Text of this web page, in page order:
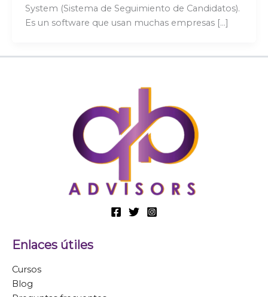
System (Sistema de Seguimiento de Candidatos).
Es un software que usan muchas empresas […]
Enlaces útiles
Cursos
Blog